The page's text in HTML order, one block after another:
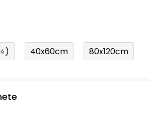
40x60cm 80x120cm